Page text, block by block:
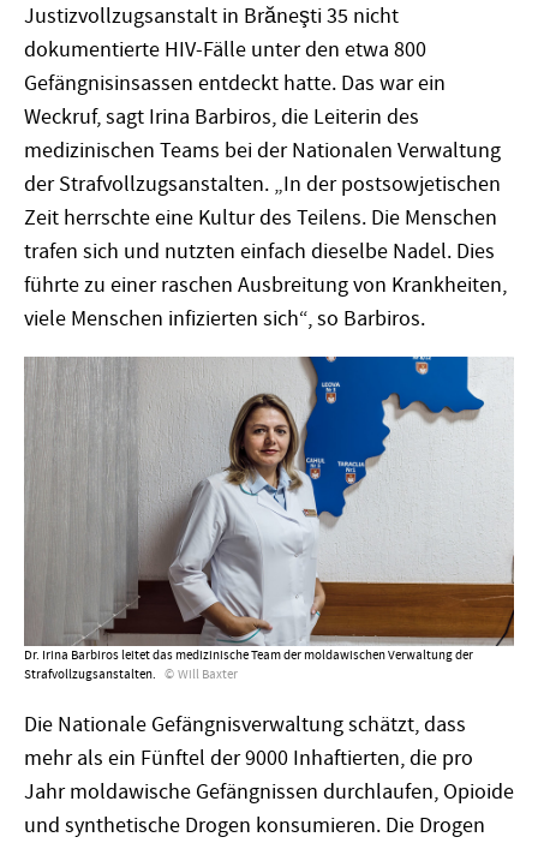
Justizvollzugsanstalt in Brăneşti 35 nicht
dokumentierte HIV-Fälle unter den etwa 800
Gefängnisinsassen entdeckt hatte. Das war ein
Weckruf, sagt Irina Barbiros, die Leiterin des
medizinischen Teams bei der Nationalen Verwaltung
der Strafvollzugsanstalten. „In der postsowjetischen
Zeit herrschte eine Kultur des Teilens. Die Menschen
trafen sich und nutzten einfach dieselbe Nadel. Dies
führte zu einer raschen Ausbreitung von Krankheiten,
viele Menschen infizierten sich“, so Barbiros.
Dr. Irina Barbiros leitet das medizinische Team der moldawischen Verwaltung der
Strafvollzugs­anstalten.
Will Baxter
Die Nationale Gefängnisverwaltung schätzt, dass
mehr als ein Fünftel der 9000 Inhaftierten, die pro
Jahr moldawische Gefängnissen durchlaufen, Opioide
und synthetische Drogen konsumieren. Die Drogen